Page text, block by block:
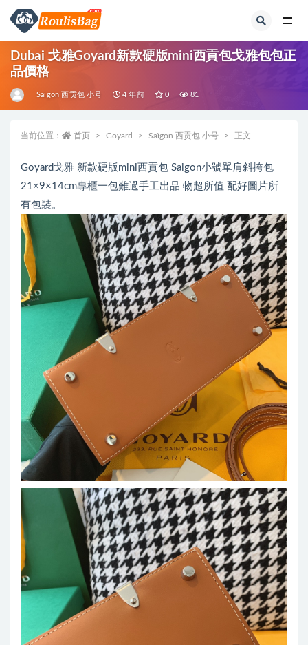
Dubai 戈雅Goyard新款硬版mini西貢包戈雅包包正
品價格
Saïgon 西贡包 小号 4 年前 0 81
当前位置： 首页 Goyard Saïgon 西贡包 小号 正文
Goyard戈雅 新款硬版mini西貢包 Saigon小號單肩斜挎包
21×9×14cm專櫃一包難過手工出品 物超所值 配好圖片所
有包裝。